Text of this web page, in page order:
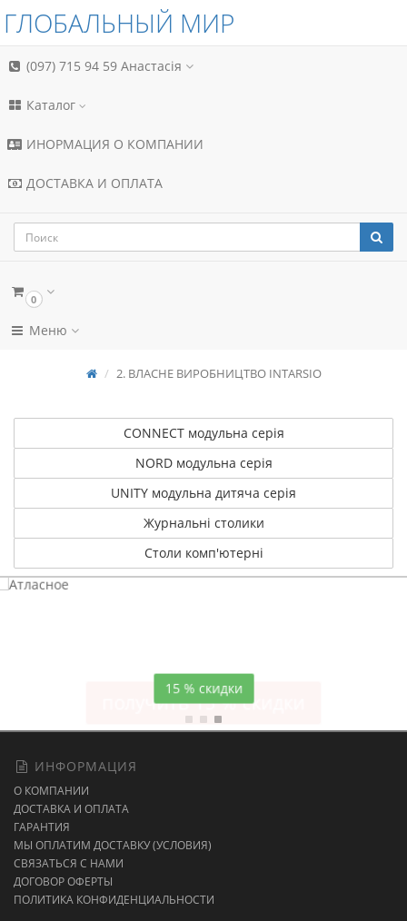
ГЛОБАЛЬНЫЙ МИР
(097) 715 94 59 Анастасія
Каталог
ИНОРМАЦИЯ О КОМПАНИИ
ДОСТАВКА И ОПЛАТА
0
Меню
2. ВЛАСНЕ ВИРОБНИЦТВО INTARSIO
CONNECT модульна серія
NORD модульна серія
UNITY модульна дитяча серія
Журнальні столики
Столи комп'ютерні
15 % скидки
ИНФОРМАЦИЯ
О КОМПАНИИ
ДОСТАВКА И ОПЛАТА
ГАРАНТИЯ
МЫ ОПЛАТИМ ДОСТАВКУ (УСЛОВИЯ)
СВЯЗАТЬСЯ С НАМИ
ДОГОВОР ОФЕРТЫ
ПОЛИТИКА КОНФИДЕНЦИАЛЬНОСТИ